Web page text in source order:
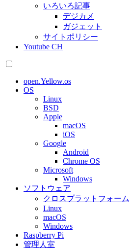
いろいろ記事
デジカメ
ガジェット
サイトポリシー
Youtube CH
open.Yellow.os
OS
Linux
BSD
Apple
macOS
iOS
Google
Android
Chrome OS
Microsoft
Windows
ソフトウェア
クロスプラットフォーム
Linux
macOS
Windows
Raspberry Pi
管理人室